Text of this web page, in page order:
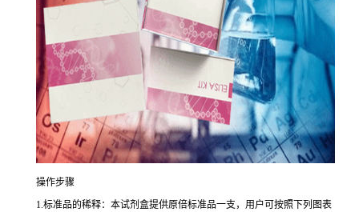
操作步骤
1.标准品的稀释：本试剂盒提供原倍标准品一支，用户可按照下列图表